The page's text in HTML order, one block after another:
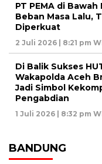
PT PEMA di
Beban Masa Lalu,
Diperkuat
2 Juli 2026 | 8:21 pm
Di Balik Sukses
Wakapolda Aceh
Jadi Simbol
Pengabdian
1 Juli 2026 | 8:32 pm
BANDUNG